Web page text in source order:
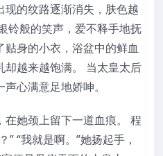
现的纹路逐渐消失，肤色越
铃般的笑声，爱不释手地抚
身的小衣，浴盆中的鲜血
却越来越饱满。 当太皇太后
心满意足地娇呻。
她颈上留下一道血痕。 程
“我就是啊。”她扬起手，